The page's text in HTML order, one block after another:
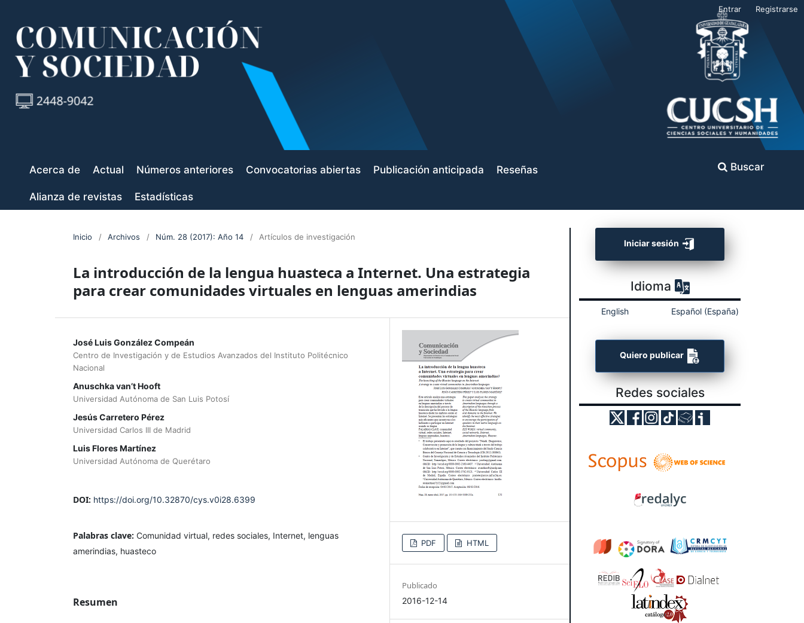
Acerca de Actual Números anteriores Convocatorias abiertas Publicación anticipada Reseñas
Alianza de revistas Estadísticas
Buscar
Entrar Registrarse
Inicio / Archivos / Núm. 28 (2017): Año 14 / Artículos de investigación
La introducción de la lengua huasteca a Internet. Una estrategia
para crear comunidades virtuales en lenguas amerindias
José Luis González Compeán
Centro de Investigación y de Estudios Avanzados del Instituto Politécnico
Nacional
Anuschka van’t Hooft
Universidad Autónoma de San Luis Potosí
Jesús Carretero Pérez
Universidad Carlos III de Madrid
Luis Flores Martínez
Universidad Autónoma de Querétaro
DOI: https://doi.org/10.32870/cys.v0i28.6399
Palabras clave: Comunidad virtual, redes sociales, Internet, lenguas
amerindias, huasteco
Resumen
PDF HTML
Publicado
2016-12-14
Iniciar sesión
Idioma
English Español (España)
Quiero publicar
Redes sociales